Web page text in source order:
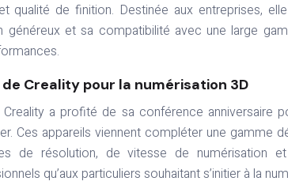
qualité de finition. Destinée aux entreprises,
généreux et sa compatibilité avec une large
Creality pour la numérisation 3D
a profité de sa conférence anniversaire
Ces appareils viennent compléter une gamme
de résolution, de vitesse de numérisation
qu’aux particuliers souhaitant s’initier à la